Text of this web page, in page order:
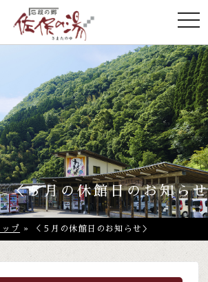
＜５月の休館日のお知ら
プ » ＜５月の休館日のお知らせ＞